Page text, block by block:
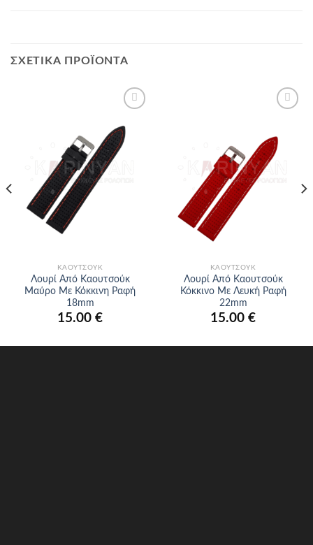
ΣΧΕΤΙΚΆ ΠΡΟΪΌΝΤΑ
στα
αγαπημένα
ΚΑΟΥΤΣΟΎΚ
Λουρί Από Καουτσούκ
Μαύρο Με Κόκκινη Ραφή
18mm
15.00 €
αγαπημένα
ΚΑΟΥΤΣΟΎΚ
Λουρί Από Καουτσούκ
Κόκκινο Με Λευκή Ραφή
22mm
15.00 €